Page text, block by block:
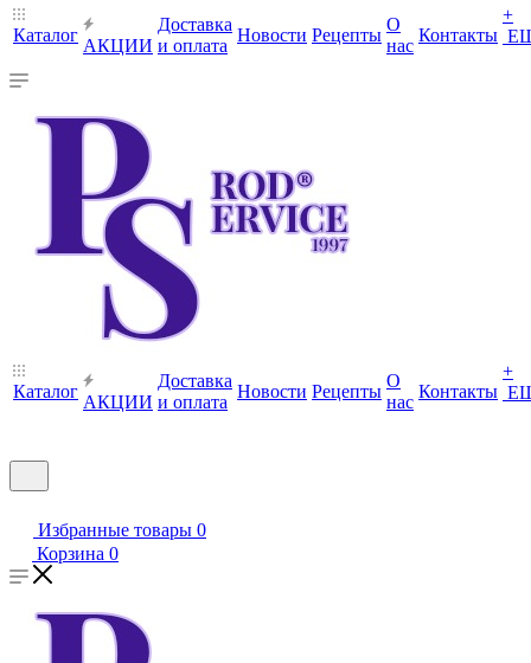
Каталог
АКЦИИ
Доставка
и оплата
Новости Рецепты
О
нас
Контакты
+
Каталог
АКЦИИ
Доставка
и оплата
Новости Рецепты
О
нас
Контакты
+
Избранные товары 0
Корзина 0